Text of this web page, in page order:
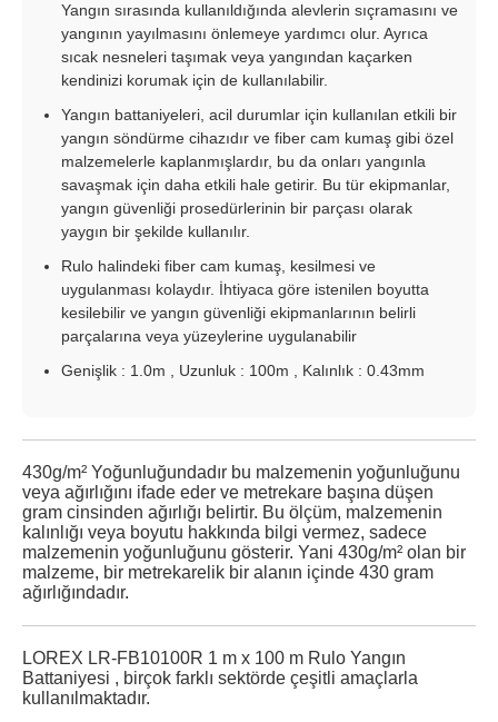
Yangın sırasında kullanıldığında alevlerin sıçramasını ve
yangının yayılmasını önlemeye yardımcı olur. Ayrıca
sıcak nesneleri taşımak veya yangından kaçarken
kendinizi korumak için de kullanılabilir.
Yangın battaniyeleri, acil durumlar için kullanılan etkili bir
yangın söndürme cihazıdır ve fiber cam kumaş gibi özel
malzemelerle kaplanmışlardır, bu da onları yangınla
savaşmak için daha etkili hale getirir. Bu tür ekipmanlar,
yangın güvenliği prosedürlerinin bir parçası olarak
yaygın bir şekilde kullanılır.
Rulo halindeki fiber cam kumaş, kesilmesi ve
uygulanması kolaydır. İhtiyaca göre istenilen boyutta
kesilebilir ve yangın güvenliği ekipmanlarının belirli
parçalarına veya yüzeylerine uygulanabilir
Genişlik : 1.0m , Uzunluk : 100m , Kalınlık : 0.43mm
430g/m² Yoğunluğundadır bu malzemenin yoğunluğunu
veya ağırlığını ifade eder ve metrekare başına düşen
gram cinsinden ağırlığı belirtir. Bu ölçüm, malzemenin
kalınlığı veya boyutu hakkında bilgi vermez, sadece
malzemenin yoğunluğunu gösterir. Yani 430g/m² olan bir
malzeme, bir metrekarelik bir alanın içinde 430 gram
ağırlığındadır.
LOREX LR-FB10100R 1 m x 100 m Rulo Yangın
Battaniyesi , birçok farklı sektörde çeşitli amaçlarla
kullanılmaktadır.